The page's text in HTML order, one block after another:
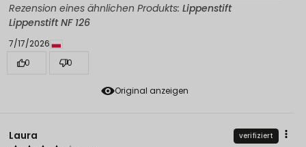
Original anzeigen
Rezension eines ähnlichen Produkts: Lippenstift
Lippenstift NF 126
7/17/2026
0
0
Laura verifiziert